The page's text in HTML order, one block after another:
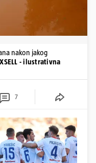
nakon jakog
- ilustrativna
7